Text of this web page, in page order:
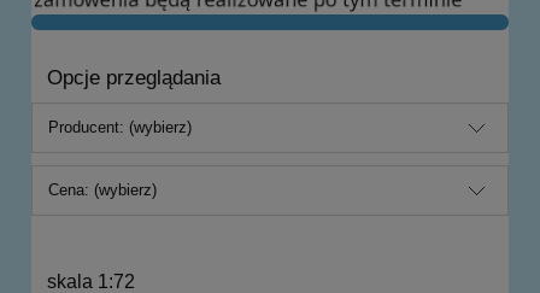
Opcje przeglądania
Producent: (wybierz)
Cena: (wybierz)
skala 1:72